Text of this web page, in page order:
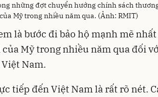
những đợt chuyển hướng chính sách
Mỹ trong nhiều năm qua. (Ảnh: RMIT)
là bước đi bảo hộ mạnh mẽ
Mỹ trong nhiều năm qua đối
Nam.
tiếp đến Việt Nam là rất rõ nét.